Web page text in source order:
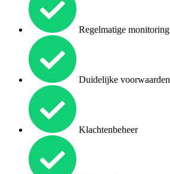
Regelmatige monitoring
Duidelijke voorwaarden
Klachtenbeheer